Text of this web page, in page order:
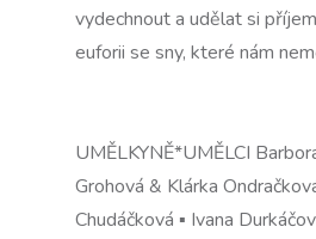
vydechnout a udělat si
euforii se sny, které nám
UMĚLKYNĚ*UMĚLCI
Grohová & Klárka
Chudáčková ▪ Ivana